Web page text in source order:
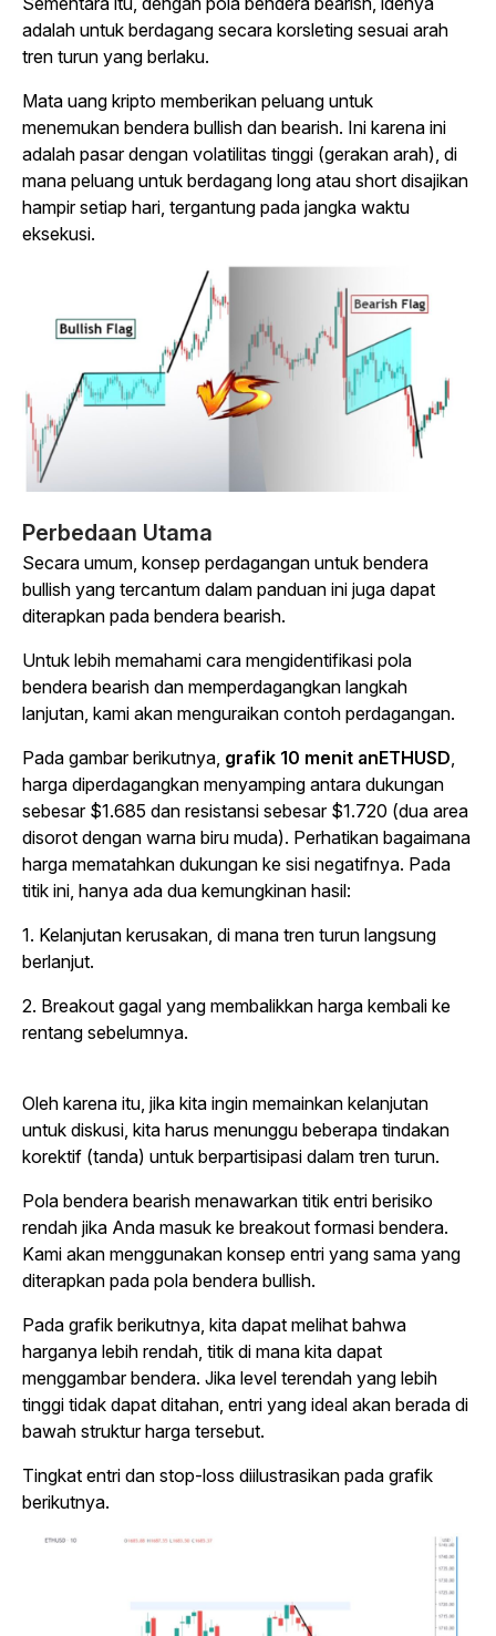
adalah untuk berdagang secara korsleting sesuai arah
tren turun yang berlaku.
Mata uang kripto memberikan peluang untuk
menemukan bendera bullish dan bearish. Ini karena ini
adalah pasar dengan volatilitas tinggi (gerakan arah), di
mana peluang untuk berdagang long atau short disajikan
hampir setiap hari, tergantung pada jangka waktu
eksekusi.
Perbedaan Utama
Secara umum, konsep perdagangan untuk bendera
bullish yang tercantum dalam panduan ini juga dapat
diterapkan pada bendera bearish.
Untuk lebih memahami cara mengidentifikasi pola
bendera bearish dan memperdagangkan langkah
lanjutan, kami akan menguraikan contoh perdagangan.
Pada gambar berikutnya, grafik 10 menit anETHUSD
harga diperdagangkan menyamping antara dukungan
sebesar $1.685 dan resistansi sebesar $1.720 (dua area
disorot dengan warna biru muda). Perhatikan bagaimana
harga mematahkan dukungan ke sisi negatifnya. Pada
titik ini, hanya ada dua kemungkinan hasil:
1. Kelanjutan kerusakan, di mana tren turun langsung
berlanjut.
2. Breakout gagal yang membalikkan harga kembali ke
rentang sebelumnya.
Oleh karena itu, jika kita ingin memainkan kelanjutan
untuk diskusi, kita harus menunggu beberapa tindakan
korektif (tanda) untuk berpartisipasi dalam tren turun.
Pola bendera bearish menawarkan titik entri berisiko
rendah jika Anda masuk ke breakout formasi bendera.
Kami akan menggunakan konsep entri yang sama yang
diterapkan pada pola bendera bullish.
Pada grafik berikutnya, kita dapat melihat bahwa
harganya lebih rendah, titik di mana kita dapat
menggambar bendera. Jika level terendah yang lebih
tinggi tidak dapat ditahan, entri yang ideal akan berada di
bawah struktur harga tersebut.
Tingkat entri dan stop-loss diilustrasikan pada grafik
berikutnya.